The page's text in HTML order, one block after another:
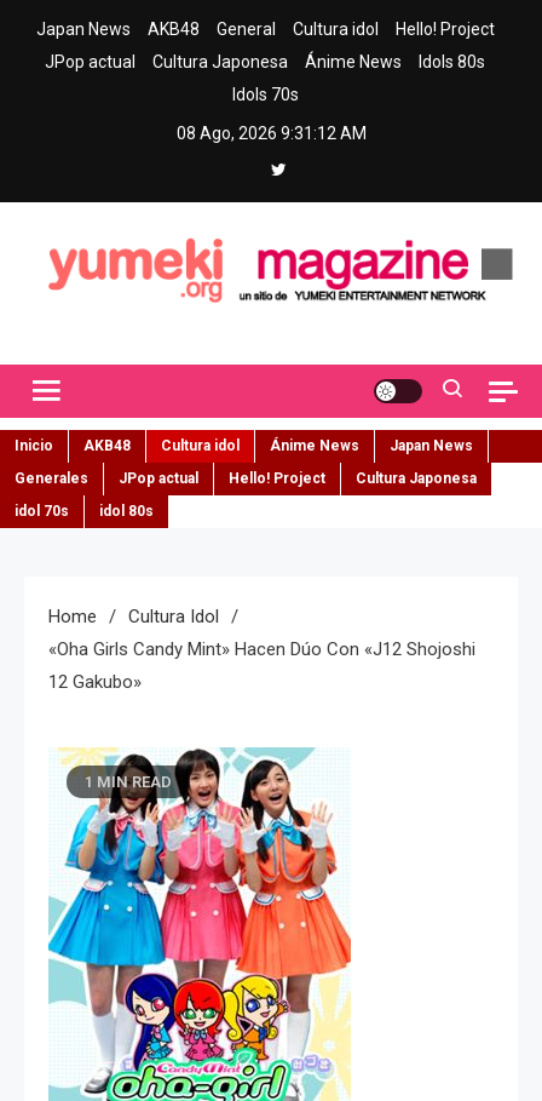
Japan News AKB48 General Cultura idol
Hello! Project
JPop actual
Cultura Japonesa Ánime News
Idols 80s
Idols 70s
08 Ago, 2026 9:31:13 AM
Inicio AKB48 Cultura idol Ánime News
Japan News
Generales
JPop actual Hello! Project
Cultura Japonesa
idol 70s
idol 80s
Home
Cultura Idol
«Oha Girls Candy Mint» Hacen Dúo Con «J12 Shojoshi
12 Gakubo»
1 MIN READ